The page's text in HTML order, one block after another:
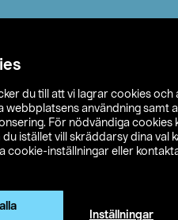
du till att vi lagrar cookies
användning samt
För nödvändiga
istället vill skräddarsy dina val
cookie-inställningar eller
Inställningar